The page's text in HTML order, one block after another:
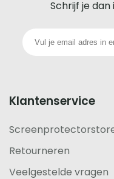
iedere
telefoon
Schrijf je
Klantenservice
Retourneren
Veelgestelde vragen